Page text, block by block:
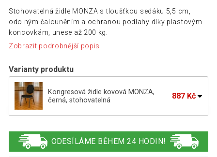
Stohovatelná židle MONZA s tloušťkou sedáku 5,5 cm,
odolným čalouněním a ochranou podlahy díky plastovým
koncovkám, unese až 200 kg.
Zobrazit podrobnější popis
Varianty produktu
Kongresová židle kovová MONZA,
černá, stohovatelná
887 Kč
červená, stohovatelná
ODESÍLÁME BĚHEM 24 HODIN!